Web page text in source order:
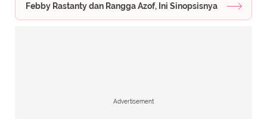
Febby Rastanty dan Rangga Azof, Ini Sinopsisnya
Advertisement